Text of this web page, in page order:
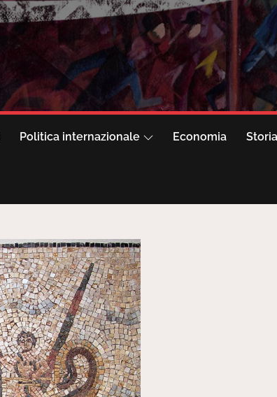
Politica internazionale Economia Storia